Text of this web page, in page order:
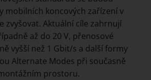
mobilních koncových zařízení v
zvyšovat. Aktuální cíle zahrnují
až do 20 V, přenosové
vyšší než 1 Gbit/s a další formy
Alternate Modes při současně
prostoru.